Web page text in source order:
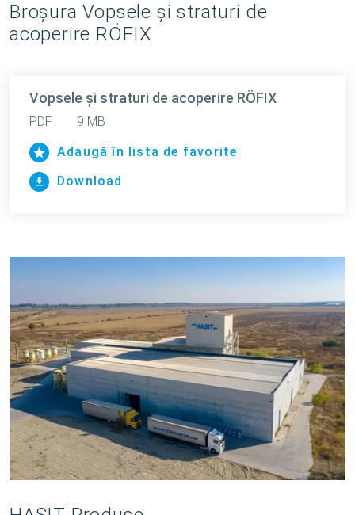
Broşura Vopsele şi straturi de
acoperire RÖFIX
Vopsele şi straturi de acoperire RÖFIX
PDF
9 MB
Adaugă în lista de favorite
Download